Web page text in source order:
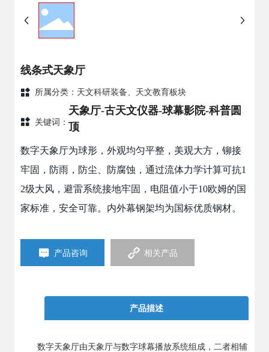
线条式天象厅
所属分类： 天文科研装备、天文教育板块
关键词：
天象厅-古天文仪器-球幕影院-科普圆
顶
数字天象厅为球形，外观均匀平整，美观大方，铆接
牢固，防雨，防尘、防腐蚀，通过流体力学计算可抗1
2级大风，避雷系统接地牢固，电阻值小于10欧姆的国
家标准，安全可靠。内外幕钢架均为国标优质钢材。
产品咨询 相关产品
产品描述
数字天象厅由天象厅与数字球幕播放系统组成，二者相辅